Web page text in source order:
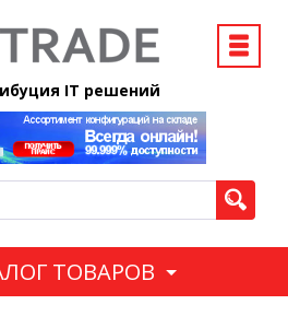
IT решений
ТОВАРОВ